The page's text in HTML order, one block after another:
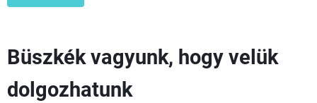
Büszkék vagyunk, hogy velük
dolgozhatunk